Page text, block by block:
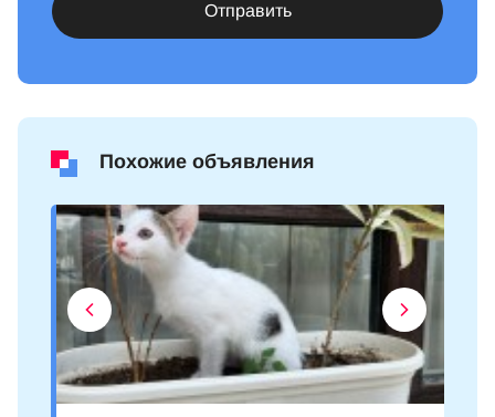
Отправить
Похожие объявления